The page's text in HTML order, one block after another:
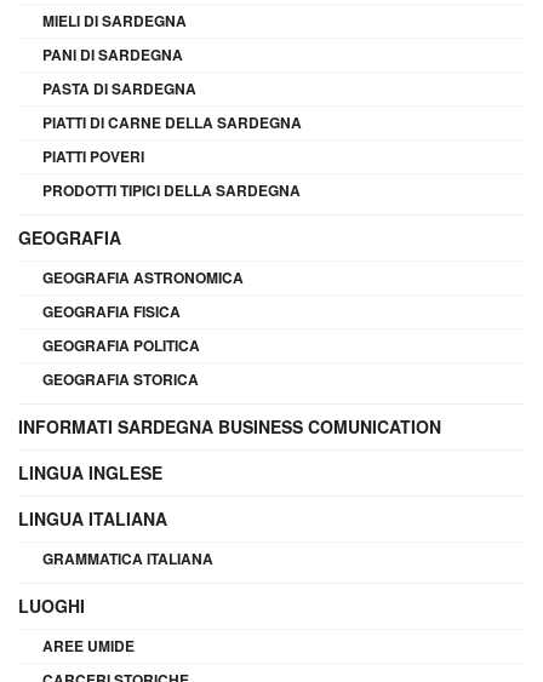
MIELI DI SARDEGNA
PANI DI SARDEGNA
PASTA DI SARDEGNA
PIATTI DI CARNE DELLA SARDEGNA
PIATTI POVERI
PRODOTTI TIPICI DELLA SARDEGNA
GEOGRAFIA
GEOGRAFIA ASTRONOMICA
GEOGRAFIA FISICA
GEOGRAFIA POLITICA
GEOGRAFIA STORICA
INFORMATI SARDEGNA BUSINESS COMUNICATION
LINGUA INGLESE
LINGUA ITALIANA
GRAMMATICA ITALIANA
LUOGHI
AREE UMIDE